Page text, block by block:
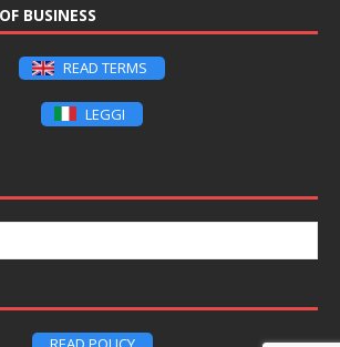
BUSINESS
READ TERMS
LEGGI